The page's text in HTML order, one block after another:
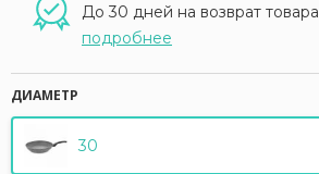
До 30 дней на возврат
подробнее
ДИАМЕТР
30